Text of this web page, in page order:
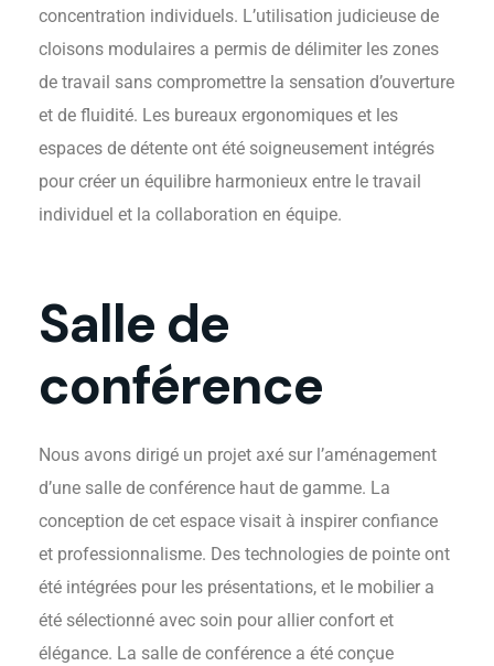
concentration individuels. L’utilisation judicieuse de
cloisons modulaires a permis de délimiter les zones
de travail sans compromettre la sensation d’ouverture
et de fluidité. Les bureaux ergonomiques et les
espaces de détente ont été soigneusement intégrés
pour créer un équilibre harmonieux entre le travail
individuel et la collaboration en équipe.
Salle De Conférence
Salle de
conférence
Nous avons dirigé un projet axé sur l’aménagement
d’une salle de conférence haut de gamme. La
conception de cet espace visait à inspirer confiance
et professionnalisme. Des technologies de pointe ont
été intégrées pour les présentations, et le mobilier a
été sélectionné avec soin pour allier confort et
élégance. La salle de conférence a été conçue